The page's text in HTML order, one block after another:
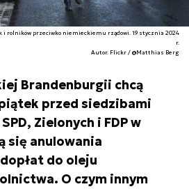
i rolników przeciwko niemieckiemu rządowi. 19 stycznia 2024
r.
Autor. Flickr / @Matthias Berg
Brandenburgii chcą
przed siedzibami
Zielonych i FDP w
się anulowania
do oleju
O czym innym